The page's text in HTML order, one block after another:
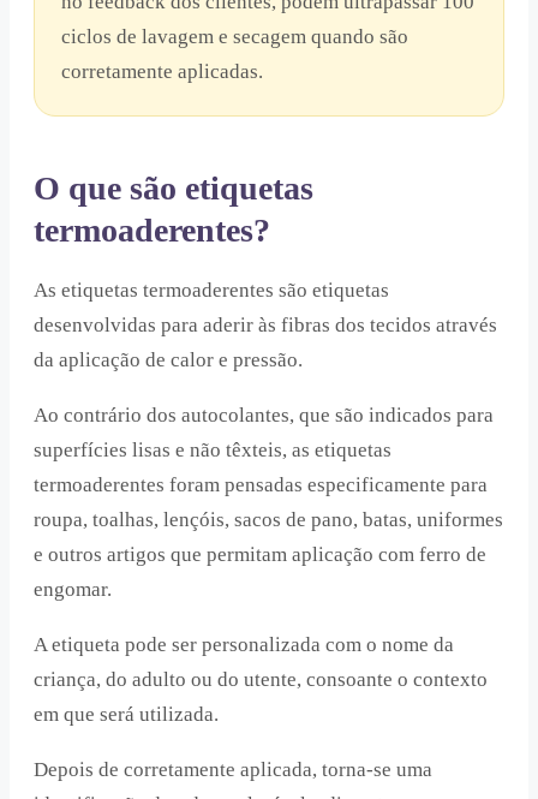
ciclos de lavagem e secagem quando são
corretamente aplicadas.
O que são etiquetas
termoaderentes?
As etiquetas termoaderentes são etiquetas
desenvolvidas para aderir às fibras dos tecidos através
da aplicação de calor e pressão.
Ao contrário dos autocolantes, que são indicados para
superfícies lisas e não têxteis, as etiquetas
termoaderentes foram pensadas especificamente para
roupa, toalhas, lençóis, sacos de pano, batas, uniformes
e outros artigos que permitam aplicação com ferro de
engomar.
A etiqueta pode ser personalizada com o nome da
criança, do adulto ou do utente, consoante o contexto
em que será utilizada.
Depois de corretamente aplicada, torna-se uma